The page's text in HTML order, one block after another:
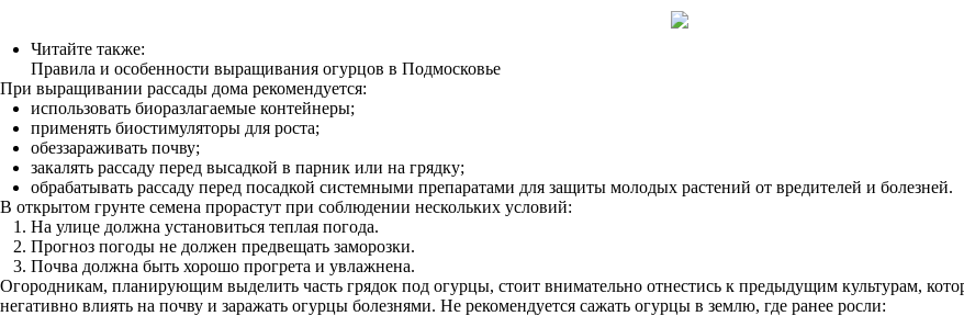
Читайте также:
Правила и особенности выращивания огурцов в Подмосковье
При выращивании рассады дома рекомендуется:
использовать биоразлагаемые контейнеры;
применять биостимуляторы для роста;
обеззараживать почву;
закалять рассаду перед высадкой в парник или на грядку;
обрабатывать рассаду перед посадкой системными препаратами для защиты молодых растений от вредителей и болезней.
В открытом грунте семена прорастут при соблюдении нескольких условий:
На улице должна установиться теплая погода.
Прогноз погоды не должен предвещать заморозки.
Почва должна быть хорошо прогрета и увлажнена.
Огородникам, планирующим выделить часть грядок под огурцы, стоит внимательно отнестись к предыдущим культурам,
негативно влиять на почву и заражать огурцы болезнями. Не рекомендуется сажать огурцы в землю, где ранее росли: